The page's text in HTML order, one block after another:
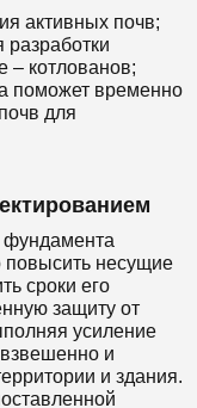
активных почв;
– котлованов;
поможет временно
для
фундамента
повысить несущие
сроки его
защиту от
усиление
и
и здания.